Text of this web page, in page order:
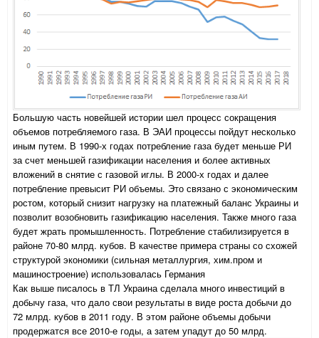
Большую часть новейшей истории шел процесс сокращения
объемов потребляемого газа. В ЭАИ процессы пойдут несколько
иным путем. В 1990-х годах потребление газа будет меньше РИ
за счет меньшей газификации населения и более активных
вложений в снятие с газовой иглы. В 2000-х годах и далее
потребление превысит РИ объемы. Это связано с экономическим
ростом, который снизит нагрузку на платежный баланс Украины и
позволит возобновить газификацию населения. Также много газа
будет жрать промышленность. Потребление стабилизируется в
районе 70-80 млрд. кубов. В качестве примера страны со схожей
структурой экономики (сильная металлургия, хим.пром и
машиностроение) использовалась Германия
Как выше писалось в ТЛ Украина сделала много инвестиций в
добычу газа, что дало свои результаты в виде роста добычи до
72 млрд. кубов в 2011 году. В этом районе объемы добычи
продержатся все 2010-е годы, а затем упадут до 50 млрд.